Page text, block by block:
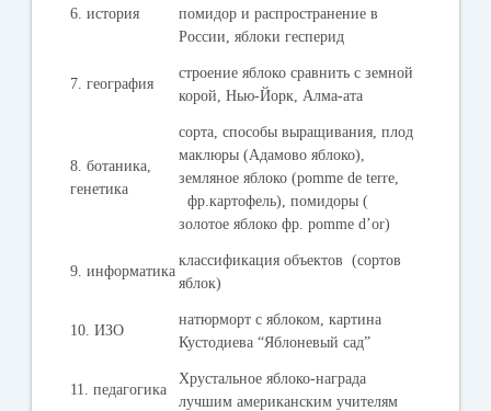
6. история
помидор и распространение в
России, яблоки гесперид
7. география
строение яблоко сравнить с земной
корой, Нью-Йорк, Алма-ата
8. ботаника,
генетика
сорта, способы выращивания, плод
маклюры (Адамово яблоко),
земляное яблоко (pomme de terre,
фр.картофель), помидоры (
золотое яблоко фр. pomme d’or)
9. информатика
классификация объектов (сортов
яблок)
10. ИЗО
натюрморт с яблоком, картина
Кустодиева “Яблоневый сад”
11. педагогика
Хрустальное яблоко-награда
лучшим американским учителям